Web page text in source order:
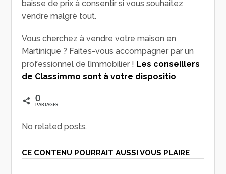
baisse de prix à consentir si vous souhaitez
vendre malgré tout.
Vous cherchez à vendre votre maison en
Martinique ? Faites-vous accompagner par un
professionnel de l’immobilier ! Les conseillers
de Classimmo sont à votre dispositio
0
PARTAGES
No related posts.
CE CONTENU POURRAIT AUSSI VOUS PLAIRE